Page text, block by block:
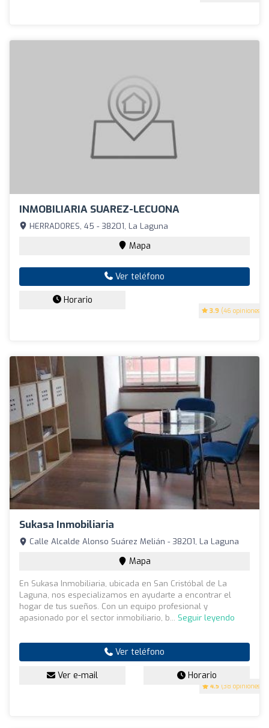
INMOBILIARIA SUAREZ-LECUONA
3.9 (46 opiniones)
HERRADORES, 45 - 38201, La Laguna
Mapa
Ver teléfono
Horario
Sukasa Inmobiliaria
4.5 (38 opiniones)
Calle Alcalde Alonso Suárez Melián - 38201, La Laguna
Mapa
En Sukasa Inmobiliaria, ubicada en San Cristóbal de La
Laguna, nos especializamos en ayudarte a encontrar el
hogar de tus sueños. Con un equipo profesional y
apasionado por el sector inmobiliario, b... Seguir leyendo
Ver teléfono
Ver e-mail Horario